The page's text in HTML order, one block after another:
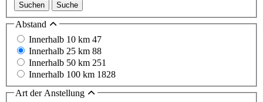
Suchen Suche
Abstand
Innerhalb 10 km 47
Innerhalb 25 km 88
Innerhalb 50 km 251
Innerhalb 100 km 1828
Art der Anstellung